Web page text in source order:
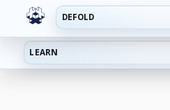
DEFOLD
LEARN